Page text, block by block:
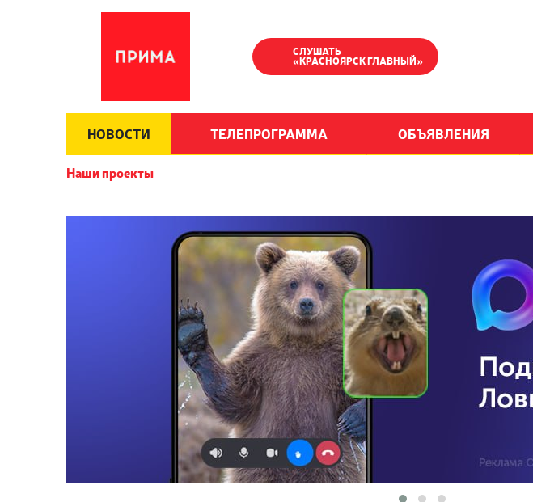
СЛУШАТЬ
«КРАСНОЯРСК ГЛАВНЫЙ»
НОВОСТИ ТЕЛЕПРОГРАММА ОБЪЯВЛЕНИЯ
Наши проекты